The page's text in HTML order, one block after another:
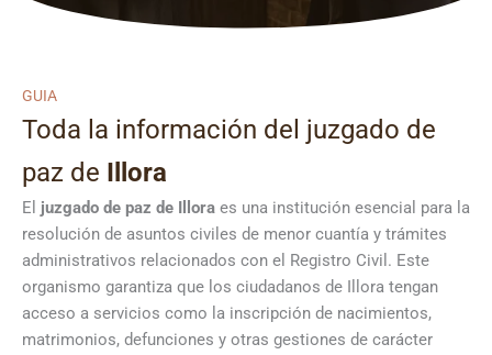
GUIA
Toda la información del juzgado de
paz de Illora
El juzgado de paz de Illora es una institución esencial para la
resolución de asuntos civiles de menor cuantía y trámites
administrativos relacionados con el Registro Civil. Este
organismo garantiza que los ciudadanos de Illora tengan
acceso a servicios como la inscripción de nacimientos,
matrimonios, defunciones y otras gestiones de carácter